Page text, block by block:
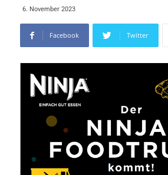
6. November 2023
Facebook Twitter